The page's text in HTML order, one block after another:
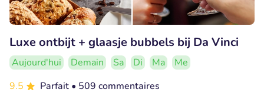
Luxe ontbijt + glaasje bubbels bij Da Vinci
Aujourd'hui Demain Sa Di Ma
Me
9.5
Parfait • 509 commentaires